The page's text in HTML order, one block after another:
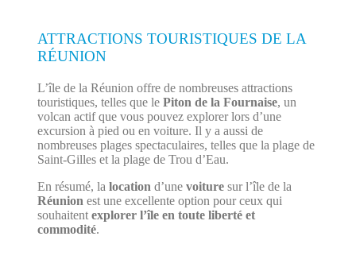
ATTRACTIONS TOURISTIQUES DE LA
RÉUNION
L’île de la Réunion offre de nombreuses attractions
touristiques, telles que le Piton de la Fournaise, un
volcan actif que vous pouvez explorer lors d’une
excursion à pied ou en voiture. Il y a aussi de
nombreuses plages spectaculaires, telles que la plage de
Saint-Gilles et la plage de Trou d’Eau.
En résumé, la location d’unevoituresur l’île de la
Réunion est une excellente option pour ceux qui
souhaitent explorer l’île en toute liberté et
commodité.